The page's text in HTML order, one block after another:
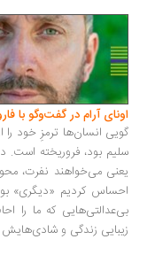
آرام در گفت‌وگو با فاروک
انسان‌ها ترمزِ خود را از
بود، فروریخته است. در
می‌خواهند نفرت، محورِ
کردیم «دیگری» بودن
که ما را احاطه
زندگی و شادی‌هایش...